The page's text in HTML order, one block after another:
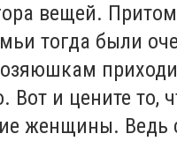
вещей.
тогда были
Вот и цените то,
женщины. Ведь